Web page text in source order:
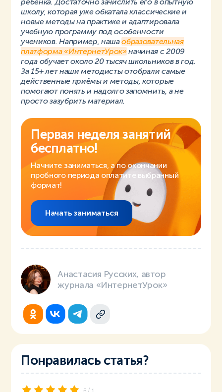
школу, которая уже обкатала классические и
новые методы на практике и адаптировала
учебную программу под особенности
учеников. Например, нашаобразовательная
платформа «ИнтернетУрок» начиная с 2009
года обучает около 20 тысяч школьников в год.
За 15+ лет наши методисты отобрали самые
действенные приёмы и методы, которые
помогают понять и надолго запомнить, а не
просто зазубрить материал.
Первая неделя занятий
бесплатно!
Начните заниматься, а по окончании
пробного периода оплатите выбранный
формат!
Начать заниматься
Анастасия Русских, автор
журнала «ИнтернетУрок»
Понравилась статья?
5 / 1